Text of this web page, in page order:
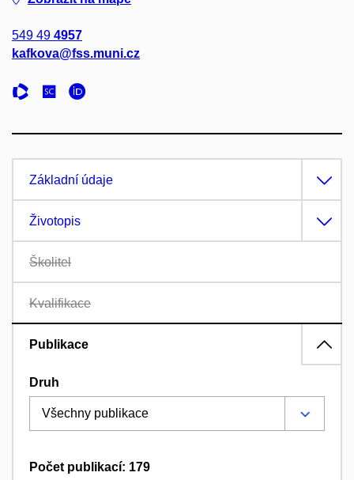
549 49 4957
kafkova@fss.muni.cz
Základní údaje
Životopis
Školitel
Kvalifikace
Publikace
Druh
Počet publikací: 179